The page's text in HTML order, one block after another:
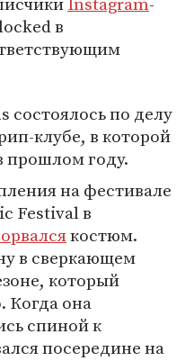
в
состоялось по делу
клубе, в которой
прошлом году.
на фестивале
Festival в
костюм.
в сверкающем
который
Когда она
спиной к
посередине на